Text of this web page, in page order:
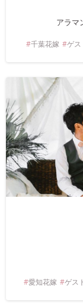
アラマ
千葉花嫁 ゲス
愛知花嫁 ゲス